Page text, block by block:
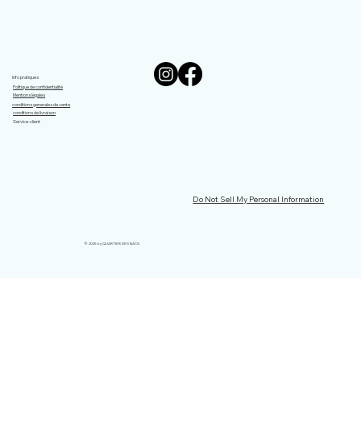
Info pratiques
Politique de confidentialité
Mentions légales
conditions generales de vente
conditions de livraison
Service-client
Do Not Sell My Personal Information
© 2025 by QUARTIER DES NACS.